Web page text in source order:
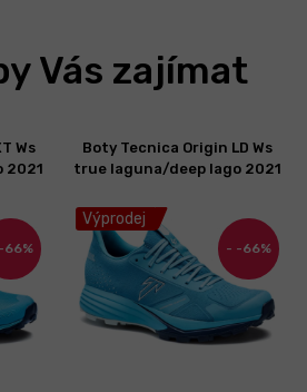
Vás zajímat
-66%
Ws
2021
Výprodej
-66%
Boty Tecnica Origin LD Ws
true laguna/deep lago 2021